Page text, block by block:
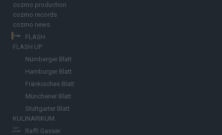
cozmo production
cozmo records
cozmo news
FLASH
FLASH UP
Nürnberger Blatt
Hamburger Blatt
Fränkisches Blatt
Münchener Blatt
Stuttgarter Blatt
KULINARIKUM.
Raffi Gasser